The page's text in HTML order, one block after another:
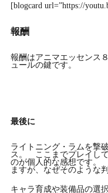
[blogcard url=”https://
報酬
報酬はアニマエッセンス
ュールの鍵です。
最後に
ライトニング・ラムを撃
ス。 ここまでプレイし
のが個人的な感想です。
ますが、なぜそのような
キャラ育成や装備品の選